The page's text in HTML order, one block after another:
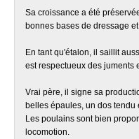
Sa croissance a été
bonnes bases de dressage
En tant qu'étalon, il saillit
est respectueux des juments
Vrai père, il signe sa
belles épaules, un dos tendu
Les poulains sont bien
locomotion.